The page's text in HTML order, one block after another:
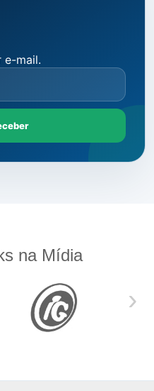
e-mail.
na Mídia
›